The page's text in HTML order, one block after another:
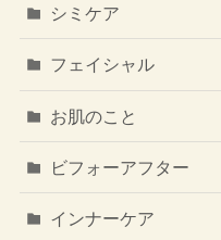
シミケア
フェイシャル
お肌のこと
ビフォーアフター
インナーケア